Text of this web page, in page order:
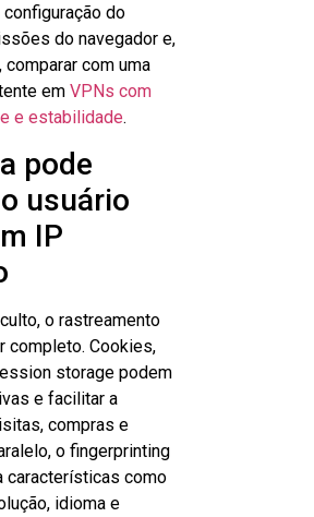
do
do navegador e,
com uma
em VPNs com
e estabilidade.
pode
usuário
IP
o rastreamento
completo. Cookies,
storage podem
e facilitar a
compras e
o fingerprinting
características como
idioma e